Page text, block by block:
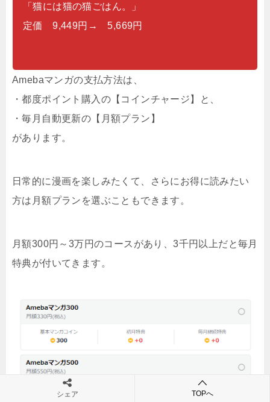
「猫には猫の猫ごはん。」
定価 9,449円→ 5,669円
Amebaマンガの支払方法は、
・都度ポイント購入の【コインチャージ】と、
・毎月自動更新の【月額プラン】
があります。
日常的に漫画を楽しみたくて、さらにお得に読みたい
方は月額プランを選ぶこともできます。
月額300円～3万円のコースがあり、3千円以上だと毎月
特典が付いてきます。
シェア TOPへ